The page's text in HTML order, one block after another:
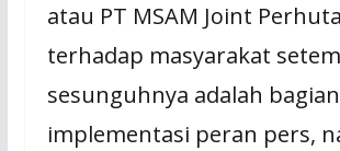
atau PT MSAM Joint
terhadap masyarakat
sesunguhnya adalah
implementasi peran pers,